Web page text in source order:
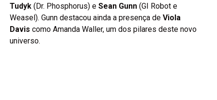
Tudyk (Dr. Phosphorus) e Sean Gunn (GI Robot e
Weasel). Gunn destacou ainda a presença de Viola
Davis como Amanda Waller, um dos pilares deste novo
universo.